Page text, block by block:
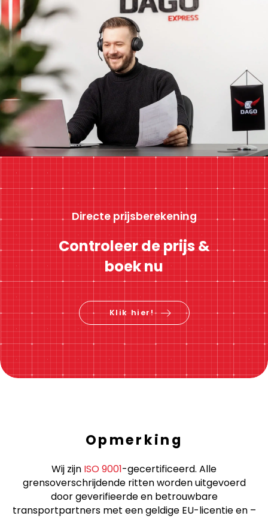
Directe prijsberekening
Controleer de prijs &
boek nu
Klik hier!
Opmerking
Wij zijn ISO 9001-gecertificeerd. Alle
grensoverschrijdende ritten worden uitgevoerd
door geverifieerde en betrouwbare
transportpartners met een geldige EU-licentie en –